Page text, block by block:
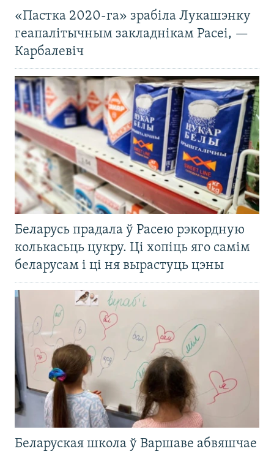
«Пастка 2020-га» зрабіла Лукашэнку
геапалітычным закладнікам Расеі, —
Карбалевіч
Беларусь прадала ў Расею рэкордную
колькасьць цукру. Ці хопіць яго самім
беларусам і ці ня вырастуць цэны
Беларуская школа ў Варшаве абвяшчае